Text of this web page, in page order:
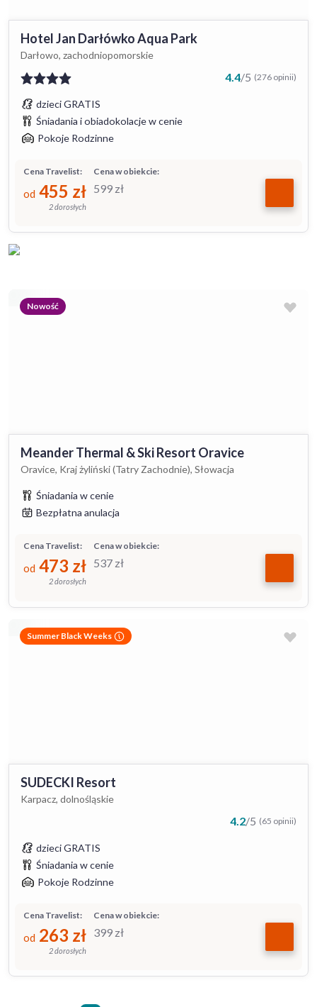
Hotel Jan Darłówko Aqua Park
Darłowo, zachodniopomorskie
4.4/5 (276 opinii)
dzieci GRATIS
Śniadania i obiadokolacje w cenie
Pokoje Rodzinne
Cena w obiekcie:
599 zł
Cena Travelist:
od 455 zł
2 dorosłych
Nowość
Meander Thermal & Ski Resort Oravice
Oravice, Kraj żyliński (Tatry Zachodnie), Słowacja
Śniadania w cenie
Bezpłatna anulacja
Cena w obiekcie:
537 zł
Cena Travelist:
od 473 zł
2 dorosłych
Summer Black Weeks
SUDECKI Resort
Karpacz, dolnośląskie
4.2/5 (65 opinii)
dzieci GRATIS
Śniadania w cenie
Pokoje Rodzinne
Cena w obiekcie:
399 zł
Cena Travelist:
od 263 zł
2 dorosłych